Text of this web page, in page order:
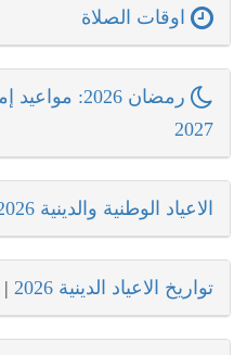
اوقات الصلاة
رمضان 2026: مواعيد إمساك وإفطار
2027
الاعياد الوطنية والدينية 2026
تواريخ الاعياد الدينية 2026 |